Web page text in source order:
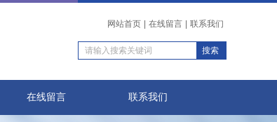
网站首页 在线留言 联系我们
在线留言 联系我们